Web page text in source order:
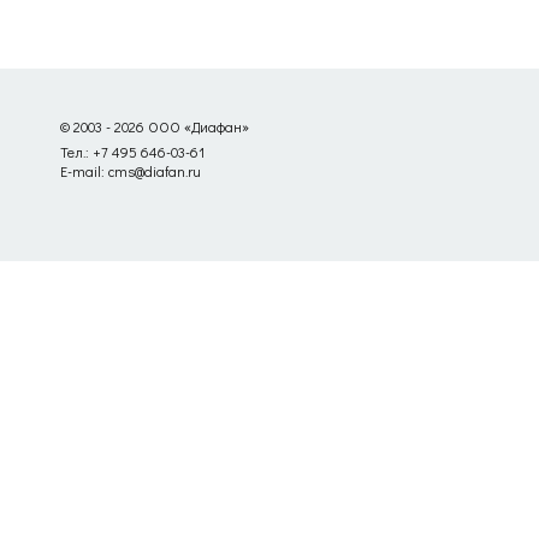
© 2003 - 2026 ООО «Диафан»
Тел.: +7 495 646-03-61
E-mail: cms@diafan.ru